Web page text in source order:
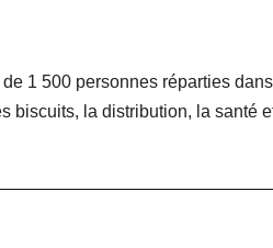
1 500 personnes réparties
biscuits, la distribution, la santé